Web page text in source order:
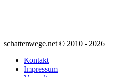
schattenwege.net © 2010 - 2026
Kontakt
Impressum